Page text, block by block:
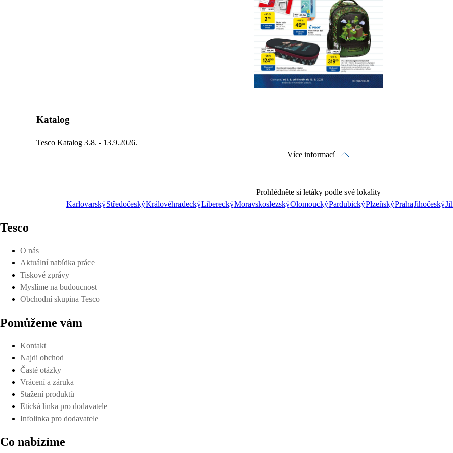
Detaily o platnosti
Katalog
Tesco Katalog 3.8. - 13.9.2026.
Více informací
Prohlédněte si letáky podle své lokality
KarlovarskýStředočeskýKrálovéhradeckýLibereckýMoravskoslezskýOlomouckýPardubickýPlzeňskýPrahaJihočeský
Tesco
O nás
Aktuální nabídka práce
Tiskové zprávy
Myslíme na budoucnost
Obchodní skupina Tesco
Pomůžeme vám
Kontakt
Najdi obchod
Časté otázky
Vrácení a záruka
Stažení produktů
Etická linka pro dodavatele
Infolinka pro dodavatele
Co nabízíme